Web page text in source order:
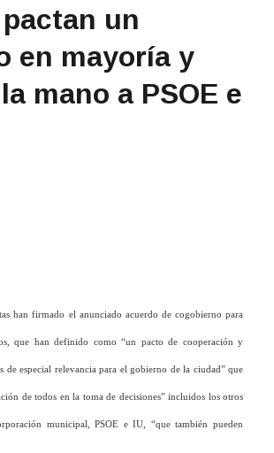
pactan un
en mayoría y
mano a PSOE e
han firmado el anunciado acuerdo de cogobierno para
que han definido como “un pacto de cooperación y
de especial relevancia para el gobierno de la ciudad” que
de todos en la toma de decisiones” incluidos los otros
municipal, PSOE e IU, “que también pueden